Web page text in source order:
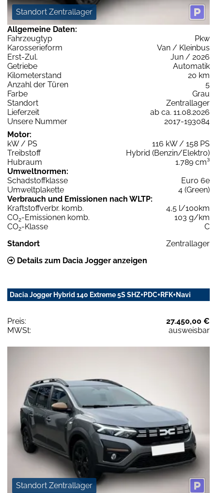
Standort Zentrallager
Allgemeine Daten:
Fahrzeugtyp
Pkw
Karosserieform
Van / Kleinbus
Erst-Zul.
Jun / 2026
Getriebe
Automatik
Kilometerstand
20 km
Anzahl der Türen
5
Farbe
Grau
Standort
Zentrallager
Lieferzeit
ab ca. 11.08.2026
Unsere Nummer
2017-193084
Motor:
kW / PS
116 kW / 158 PS
Treibstoff
Hybrid (Benzin/Elektro)
Hubraum
1.789 cm³
Umweltnormen:
Schadstoffklasse
Euro 6e
Umweltplakette
4 (Green)
Verbrauch und Emissionen nach WLTP:
Kraftstoffverbr. komb.
4,5 l/100km
CO2-Emissionen komb.
103 g/km
CO2-Klasse
C
Standort
Zentrallager
Details zum Dacia Jogger anzeigen
Dacia Jogger Hybrid 140 Extreme 5S SHZ+PDC+RFK+Navi
Preis:
27.450,00 €
MWSt:
ausweisbar
Standort Zentrallager